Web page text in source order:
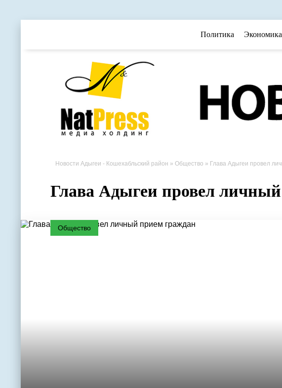
Политика Экономика
Новости Адыгеи - Кошехабльский район » Общество » Глава Адыгеи провел
Глава Адыгеи провел
Общество